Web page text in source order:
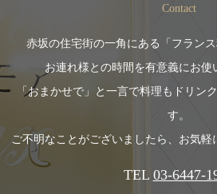
Contact
赤坂の住宅街の一角にある「フランス
お連れ様との時間を有意義にお使
「おまかせで」と一言で料理もドリン
す。
ご不明なことがございましたら、お気軽
TEL 03-6447-